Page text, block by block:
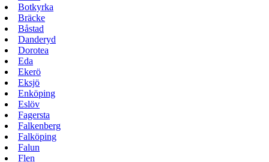
Botkyrka
Bräcke
Båstad
Danderyd
Dorotea
Eda
Ekerö
Eksjö
Enköping
Eslöv
Fagersta
Falkenberg
Falköping
Falun
Flen